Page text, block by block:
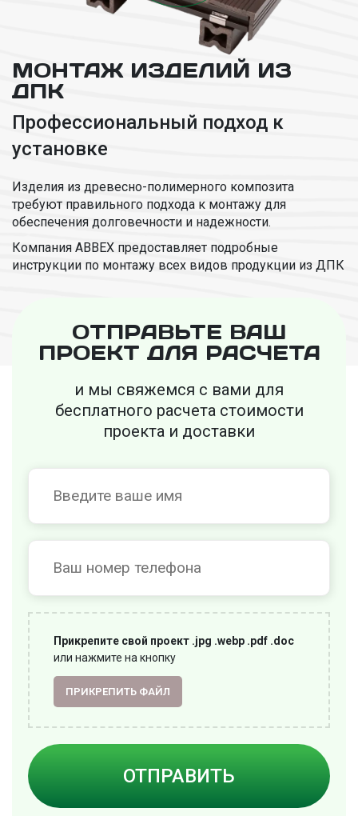
МОНТАЖ ИЗДЕЛИЙ ИЗ
ДПК
Профессиональный подход к
установке
Изделия из древесно-полимерного композита
требуют правильного подхода к монтажу для
обеспечения долговечности и надежности.
Компания ABBEX предоставляет подробные
инструкции по монтажу всех видов продукции из ДПК
ОТПРАВЬТЕ ВАШ
ПРОЕКТ ДЛЯ РАСЧЕТА
и мы свяжемся с вами для
бесплатного расчета стоимости
проекта и доставки
Прикрепите свой проект .jpg .webp .pdf .doc
или нажмите на кнопку
ПРИКРЕПИТЬ ФАЙЛ
ОТПРАВИТЬ